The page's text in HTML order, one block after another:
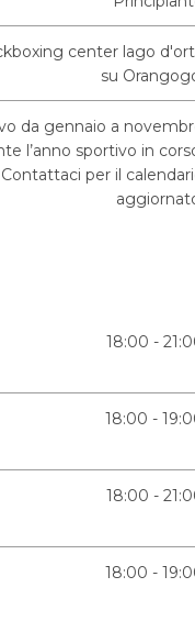
center lago
su
da gennaio a
l’anno sportivo in
Contattaci per il
18:00 -
18:00 -
18:00 -
18:00 -